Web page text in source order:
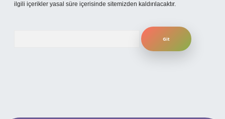
ilgili içerikler yasal süre içerisinde sitemizden kaldırılacaktır.